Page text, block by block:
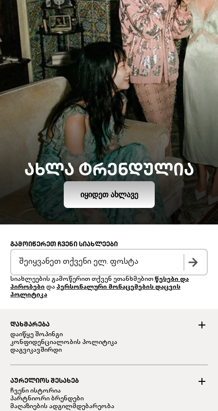
ᲐᲮᲚᲐ ᲢᲠᲔᲜᲓᲣᲚᲘᲐ
ᲘᲧᲘᲓᲔᲗ ᲐᲮᲚᲐᲕᲔ
ᲓᲐᲮᲛᲐᲠᲔᲑᲐ
დაიწყე შოპინგი
კონფიდენციალობის პოლიტიკა
დაგვიკავშირდი
ᲐᲣᲠᲔᲚᲘᲝᲡ ᲨᲔᲡᲐᲮᲔᲑ
ჩვენი ისტორია
პარტნიორი ბრენდები
მაღაზიების ადგილმდებარეობა
ᲒᲐᲛᲝᲘᲬᲔᲠᲔᲗ ᲩᲕᲔᲜᲘ ᲡᲘᲐᲮᲚᲔᲔᲑᲘ
სიახლეების გამოწერით თქვენ ეთანხმებით წესები და
პირობები და პერსონალური მონაცემების დაცვის
პოლიტიკა